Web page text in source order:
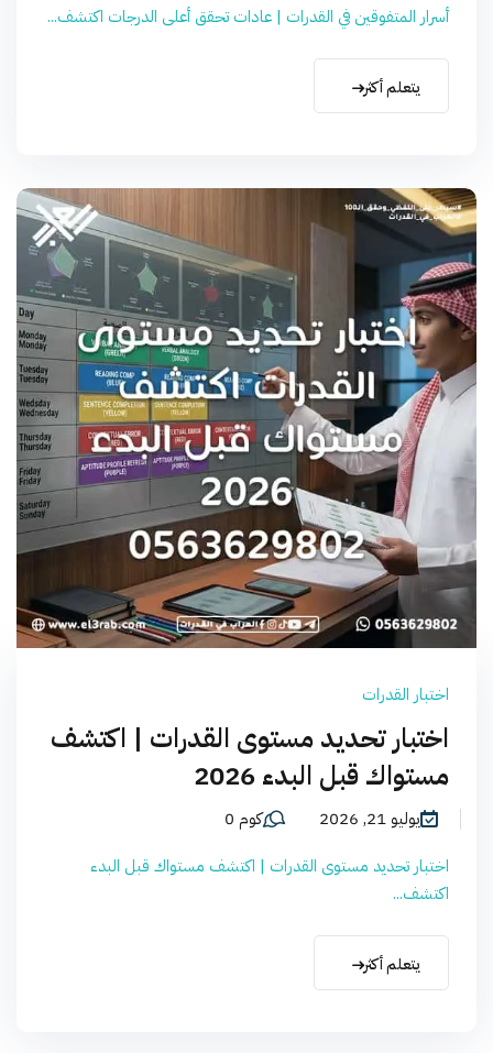
أسرار المتفوقين في القدرات | عادات تحقق أعلى الدرجات اكتشف...
يتعلم أكثر
اختبار القدرات
اختبار تحديد مستوى القدرات | اكتشف
مستواك قبل البدء 2026
يوليو 21, 2026
كوم 0
اختبار تحديد مستوى القدرات | اكتشف مستواك قبل البدء
اكتشف...
يتعلم أكثر